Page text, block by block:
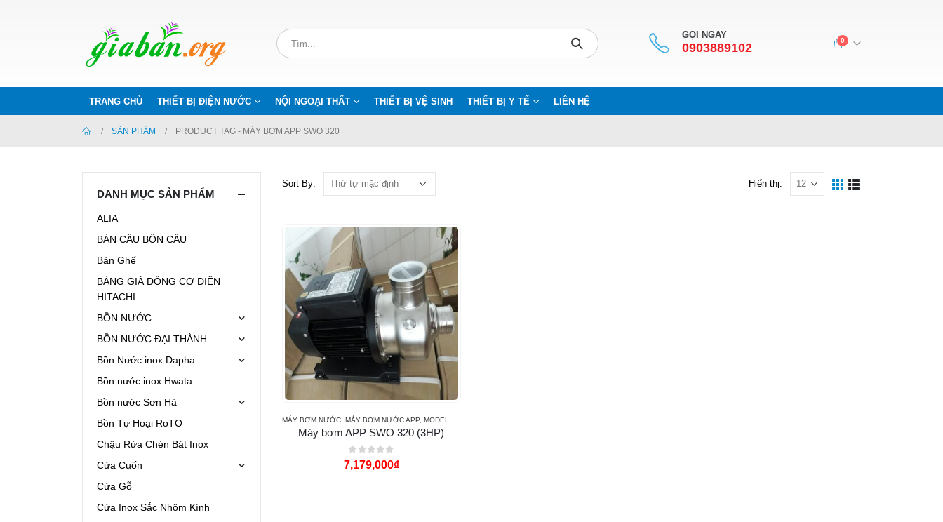
GỌI NGAY
0903889102
0
TRANG CHỦ THIẾT BỊ ĐIỆN NƯỚC NỘI NGOẠI THẤT THIẾT BỊ VỆ SINH THIẾT BỊ Y TẾ LIÊN HỆ
SẢN PHẨM PRODUCT TAG - MÁY BƠM APP SWO 320
Sort By: Hiển thị:
MÁY BƠM NƯỚC MÁY BƠM NƯỚC APP MODEL APP SWO
Máy bơm APP SWO 320 (3HP)
0 out of 5
7,179,000₫
DANH MỤC SẢN PHẨM
ALIA
BÀN CẦU BÔN CẦU
Bàn Ghế
BẢNG GIÁ ĐỘNG CƠ ĐIỆN
HITACHI
BỒN NƯỚC
BỒN NƯỚC ĐẠI THÀNH
Bồn Nước inox Dapha
Bồn nước inox Hwata
Bồn nước Sơn Hà
Bồn Tự Hoại RoTO
Chậu Rửa Chén Bát Inox
Cửa Cuốn
Cửa Gỗ
Cửa Inox Sắc Nhôm Kính